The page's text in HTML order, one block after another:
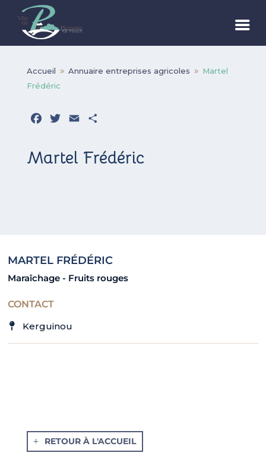
Accueil 9 Annuaire entreprises agricoles 9
Martel
Frédéric
Facebook
Twitter
Email
Martel Frédéric
MARTEL FRÉDÉRIC
Maraîchage - Fruits rouges
CONTACT
Kerguinou
RETOUR À L'ACCUEIL